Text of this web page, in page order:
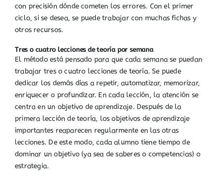
con precisión dónde cometen los errores. Con el primer
ciclo, si se desea, se puede trabajar con muchas fichas y
otros recursos.
Tres o cuatro lecciones de teoría por semana
El método está pensado para que cada semana se puedan
trabajar tres o cuatro lecciones de teoría. Se puede
dedicar los demás días a repetir, automatizar, memorizar,
enriquecer o profundizar. En cada lección, la atención se
centra en un objetivo de aprendizaje. Después de la
primera lección de teoría, los objetivos de aprendizaje
importantes reaparecen regularmente en las otras
lecciones. De este modo, cada alumno tiene tiempo de
dominar un objetivo (ya sea de saberes o competencias) o
estrategia.